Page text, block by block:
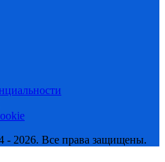
- 2026. Все права защищены.